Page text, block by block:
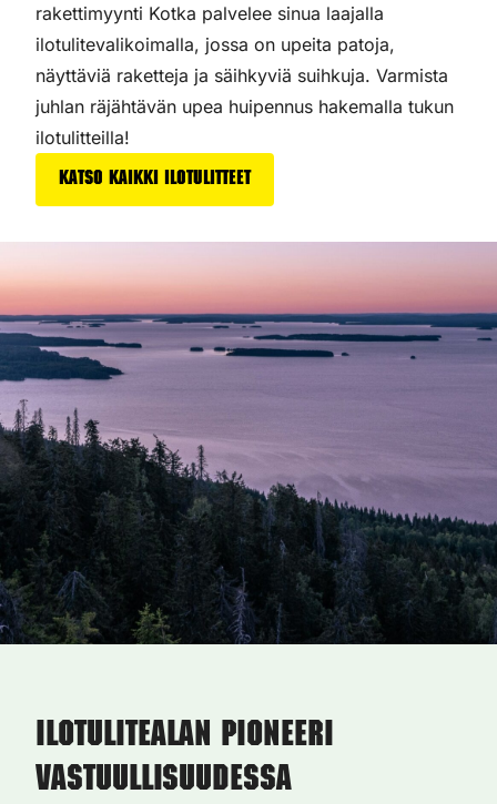
rakettimyynti Kotka palvelee sinua laajalla
ilotulitevalikoimalla, jossa on upeita patoja,
näyttäviä raketteja ja säihkyviä suihkuja. Varmista
juhlan räjähtävän upea huipennus hakemalla tukun
ilotulitteilla!
Katso kaikki ilotulitteet
Ilotulitealan pioneeri
vastuullisuudessa